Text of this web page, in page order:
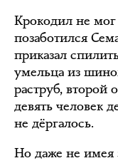
Крокодил не мог
позаботился
приказал
умельца из
раструб, второй
девять человек
не дёргалось.
Но даже не имея